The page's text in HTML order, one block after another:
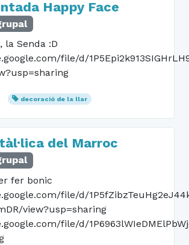
Happy Face
la Senda :D
file/d/
decoració de la llar
del Marroc
fer bonic
file/d/
view?usp=sharing
file/d/